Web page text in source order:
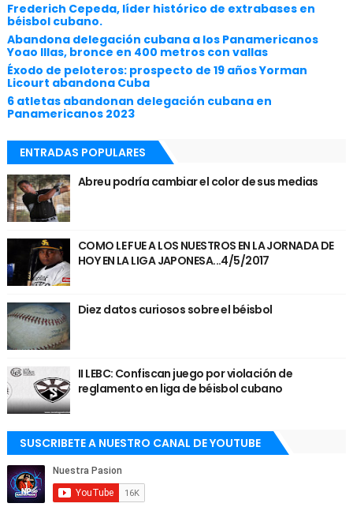
Frederich Cepeda, líder histórico de extrabases en
béisbol cubano.
Abandona delegación cubana a los Panamericanos
Yoao Illas, bronce en 400 metros con vallas
Éxodo de peloteros: prospecto de 19 años Yorman
Licourt abandona Cuba
6 atletas abandonan delegación cubana en
Panamericanos 2023
ENTRADAS POPULARES
Abreu podría cambiar el color de sus medias
COMO LE FUE A LOS NUESTROS EN LA JORNADA DE
HOY EN LA LIGA JAPONESA...4/5/2017
Diez datos curiosos sobre el béisbol
II LEBC: Confiscan juego por violación de
reglamento en liga de béisbol cubano
SUSCRIBETE A NUESTRO CANAL DE YOUTUBE